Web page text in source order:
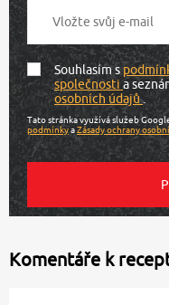
Souhlasím s
společnostia
osobních údajů.
Tato stránka využívá služeb
podmínkyaZásady ochrany
Komentáře k